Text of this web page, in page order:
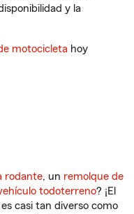
y la
motocicleta hoy
rodante, un remolque de
todoterreno? ¡El
casi tan diverso como